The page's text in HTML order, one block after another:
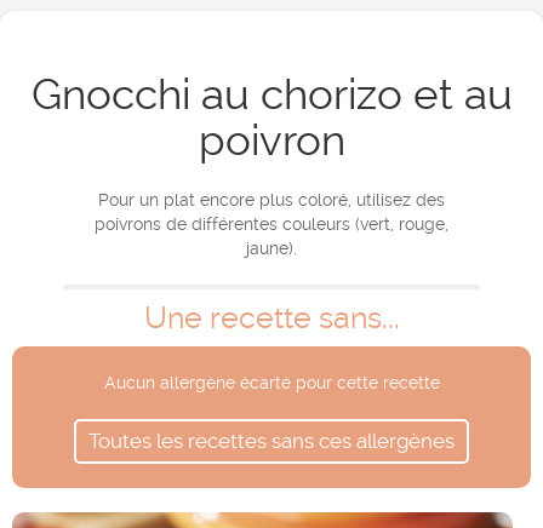
Gnocchi au chorizo et au
poivron
Pour un plat encore plus coloré, utilisez des
poivrons de différentes couleurs (vert, rouge,
jaune).
Une recette sans...
Aucun allergène écarté pour cette recette
Toutes les recettes sans ces allergènes